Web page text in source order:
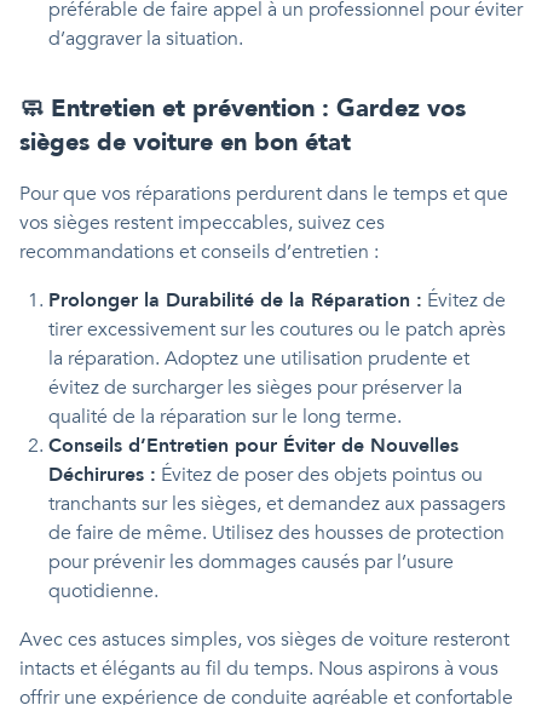
préférable de faire appel à un professionnel pour éviter
d’aggraver la situation.
🧼 Entretien et prévention : Gardez vos
sièges de voiture en bon état
Pour que vos réparations perdurent dans le temps et que
vos sièges restent impeccables, suivez ces
recommandations et conseils d’entretien :
Prolonger la Durabilité de la Réparation : Évitez de
tirer excessivement sur les coutures ou le patch après
la réparation. Adoptez une utilisation prudente et
évitez de surcharger les sièges pour préserver la
qualité de la réparation sur le long terme.
Conseils d’Entretien pour Éviter de Nouvelles
Déchirures : Évitez de poser des objets pointus ou
tranchants sur les sièges, et demandez aux passagers
de faire de même. Utilisez des housses de protection
pour prévenir les dommages causés par l’usure
quotidienne.
Avec ces astuces simples, vos sièges de voiture resteront
intacts et élégants au fil du temps. Nous aspirons à vous
offrir une expérience de conduite agréable et confortable